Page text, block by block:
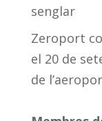
senglar
Zeroport
el 20 de
de